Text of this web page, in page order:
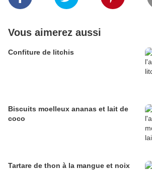
Vous aimerez aussi
Confiture de litchis
Biscuits moelleux ananas et lait de
coco
Tartare de thon à la mangue et noix